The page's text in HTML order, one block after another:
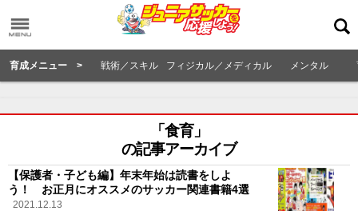
育成メニュー > 戦術／スキル フィジカル／メディカル メンタル
「食育」
の記事アーカイブ
【保護者・子ども編】年末年始は読書をしよ
う！ お正月にオススメのサッカー関連書籍4選
2021.12.13